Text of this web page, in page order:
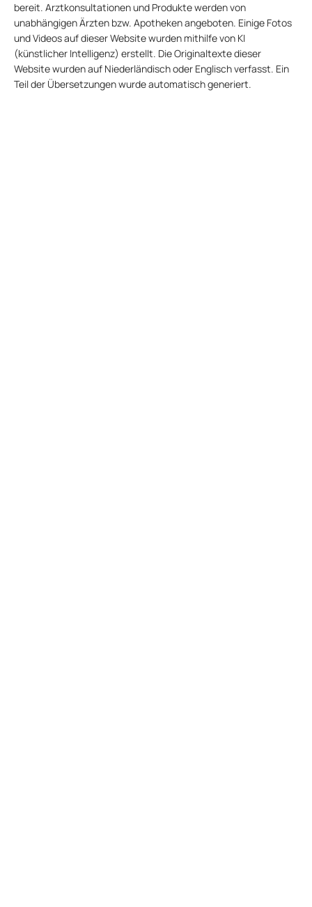
bereit. Arztkonsultationen und Produkte werden von
unabhängigen Ärzten bzw. Apotheken angeboten. Einige Fotos
und Videos auf dieser Website wurden mithilfe von KI
(künstlicher Intelligenz) erstellt. Die Originaltexte dieser
Website wurden auf Niederländisch oder Englisch verfasst. Ein
Teil der Übersetzungen wurde automatisch generiert.